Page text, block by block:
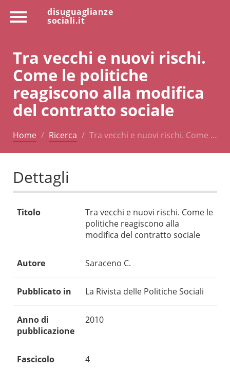
disuguaglianze
sociali.it
Tra vecchi e nuovi rischi.
Come le politiche
reagiscono alla modifica
del contratto sociale
Home Ricerca Tra vecchi e nuovi rischi. Come …
Dettagli
Titolo
Tra vecchi e nuovi rischi. Come le
politiche reagiscono alla
modifica del contratto sociale
Autore Saraceno C.
Pubblicato in La Rivista delle Politiche Sociali
Anno di
pubblicazione
2010
Fascicolo 4